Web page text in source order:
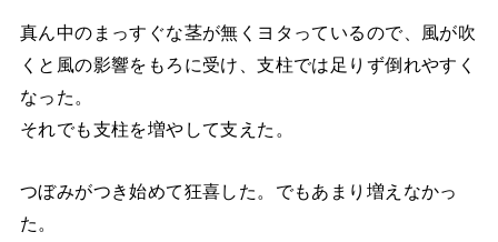
真ん中のまっすぐな茎が無くヨタっているので、風が吹
くと風の影響をもろに受け、支柱では足りず倒れやすく
なった。
それでも支柱を増やして支えた。
つぼみがつき始めて狂喜した。でもあまり増えなかっ
た。